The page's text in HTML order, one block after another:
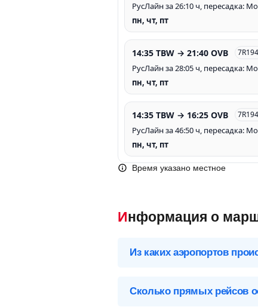
РусЛайн за 26:10 ч, пересадка:
пн, чт, пт
14:35 TBW → 21:40 OVB
РусЛайн за 28:05 ч, пересадка:
пн, чт, пт
14:35 TBW → 16:25 OVB
РусЛайн за 46:50 ч, пересадка:
пн, чт, пт
Время указано местное
Информация о
Из каких аэропортов
Тамбов (TBW), Россия
Сколько прямых рейсов